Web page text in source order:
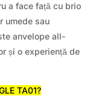
a face față cu brio
umede sau
anvelope all-
și o experiență de
TA01?